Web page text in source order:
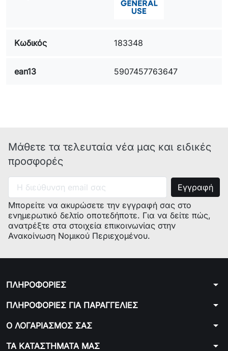
Κωδικός 183348
ean13 5907457763647
Μάθετε τα τελευταία νέα μας και ειδικές
προσφορές
Μπορείτε να ακυρώσετε την εγγραφή σας στο
ενημερωτικό δελτίο οποτεδήποτε. Για να δείτε πώς,
ανατρέξτε στα στοιχεία επικοινωνίας στην
Ανακοίνωση Νομικού Περιεχομένου.
ΠΛΗΡΟΦΟΡΙΕΣ arrow_drop_down
ΠΛΗΡΟΦΟΡΙΕΣ ΓΙΑ ΠΑΡΑΓΓΕΛΙΕΣ arrow_drop_down
Ο ΛΟΓΑΡΙΑΣΜΟΣ ΣΑΣ arrow_drop_down
ΤΑ ΚΑΤΑΣΤΗΜΑΤΑ ΜΑΣ arrow_drop_down